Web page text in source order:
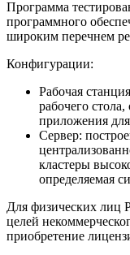
Программа
программного
широким перечнем
Конфигурации:
Рабочая
рабочего
приложения
Сервер:
кластеры
определяемая
Для физических лиц
целей
приобретение